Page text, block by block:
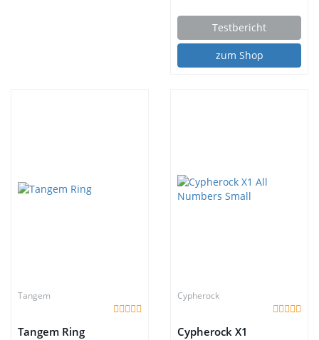
Testbericht
zum Shop
Tangem
Tangem Ring
Cypherock
Cypherock X1